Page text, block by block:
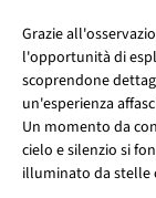
Grazie
l'opportunità di
scoprendone
un'esperienza
Un momento da
cielo e silenzio si
illuminato da stelle